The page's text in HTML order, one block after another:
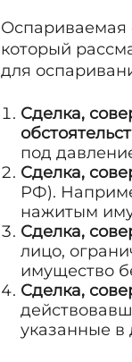
Оспариваемая
который
для
Сделка,
под
Сделка,
РФ).
нажитым
Сделка,
лицо,
имущество
Сделка,
указанные в